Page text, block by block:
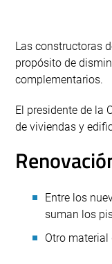
Las constructoras
propósito de
complementarios.
El presidente de la
de viviendas y
Entre los
suman los
Otro